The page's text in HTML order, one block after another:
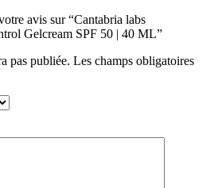
avis sur “Cantabria labs
Gelcream SPF 50 | 40 ML”
pas publiée. Les champs obligatoires